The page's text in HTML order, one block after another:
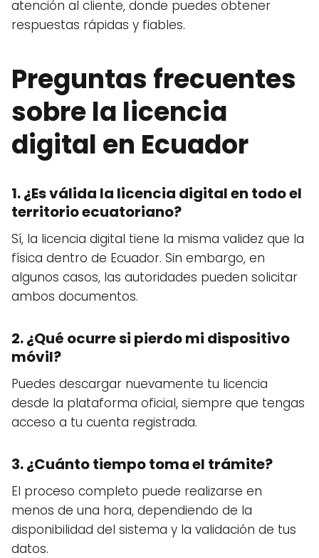
atención al cliente, donde puedes obtener
respuestas rápidas y fiables.
Preguntas frecuentes
sobre la licencia
digital en Ecuador
1. ¿Es válida la licencia digital en todo el
territorio ecuatoriano?
Sí, la licencia digital tiene la misma validez que la
física dentro de Ecuador. Sin embargo, en
algunos casos, las autoridades pueden solicitar
ambos documentos.
2. ¿Qué ocurre si pierdo mi dispositivo
móvil?
Puedes descargar nuevamente tu licencia
desde la plataforma oficial, siempre que tengas
acceso a tu cuenta registrada.
3. ¿Cuánto tiempo toma el trámite?
El proceso completo puede realizarse en
menos de una hora, dependiendo de la
disponibilidad del sistema y la validación de tus
datos.